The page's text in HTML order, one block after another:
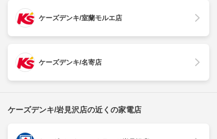
ケーズデンキ/室蘭モルエ店
ケーズデンキ/名寄店
ケーズデンキ/岩見沢店の近くの家電店